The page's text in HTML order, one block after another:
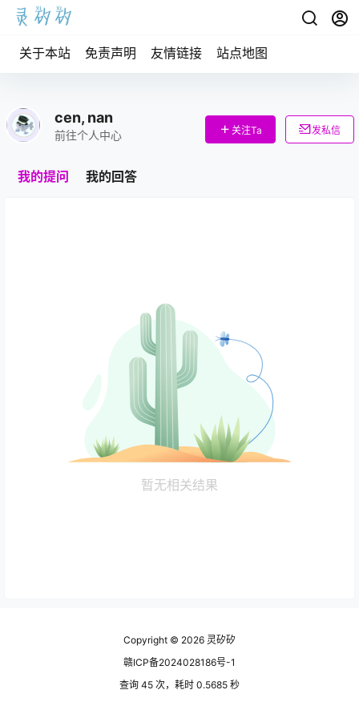
关于本站 免责声明 友情链接 站点地图
cen, nan
前往个人中心 关注Ta 发私信
我的提问 我的回答
暂无相关结果
Copyright © 2026 灵矽矽
赣ICP备2024028186号-1
查询 45 次，耗时 0.5685 秒